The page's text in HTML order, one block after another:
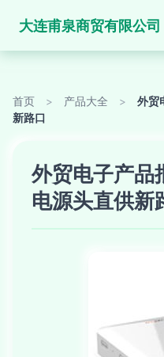
大连甫泉商贸有限公司
首页 > 产品大全 >
外贸
新路口
外贸电子产品
电源头直供新